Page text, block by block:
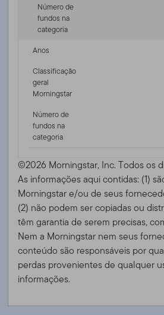
Número de
fundos na
categoria
Anos
Classificação
geral
Morningstar
Número de
fundos na
categoria
©2026 Morningstar, Inc. Todos os
As informações aqui contidas: (1)
Morningstar e/ou de seus
(2) não podem ser copiadas ou
têm garantia de serem precisas,
Nem a Morningstar nem seus
conteúdo são responsáveis ​​por
perdas provenientes de qualquer
informações.
DIS (M) H PLUS - IE00BD4GTW91